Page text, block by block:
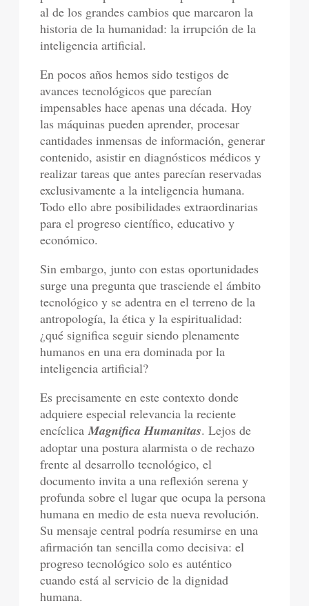
al de los grandes cambios que marcaron la
historia de la humanidad: la irrupción de la
inteligencia artificial.
En pocos años hemos sido testigos de
avances tecnológicos que parecían
impensables hace apenas una década. Hoy
las máquinas pueden aprender, procesar
cantidades inmensas de información, generar
contenido, asistir en diagnósticos médicos y
realizar tareas que antes parecían reservadas
exclusivamente a la inteligencia humana.
Todo ello abre posibilidades extraordinarias
para el progreso científico, educativo y
económico.
Sin embargo, junto con estas oportunidades
surge una pregunta que trasciende el ámbito
tecnológico y se adentra en el terreno de la
antropología, la ética y la espiritualidad:
¿qué significa seguir siendo plenamente
humanos en una era dominada por la
inteligencia artificial?
Es precisamente en este contexto donde
adquiere especial relevancia la reciente
encíclicaMagnifica Humanitas. Lejos de
adoptar una postura alarmista o de rechazo
frente al desarrollo tecnológico, el
documento invita a una reflexión serena y
profunda sobre el lugar que ocupa la persona
humana en medio de esta nueva revolución.
Su mensaje central podría resumirse en una
afirmación tan sencilla como decisiva: el
progreso tecnológico solo es auténtico
cuando está al servicio de la dignidad
humana.